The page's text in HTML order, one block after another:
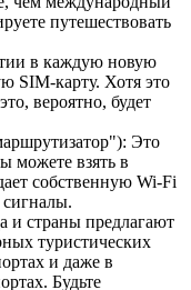
путешествовать
в каждую новую
SIM-карту. Хотя это
вероятно, будет
Это
можете взять в
собственную Wi-Fi
сигналы.
и страны предлагают
туристических
и даже в
Будьте